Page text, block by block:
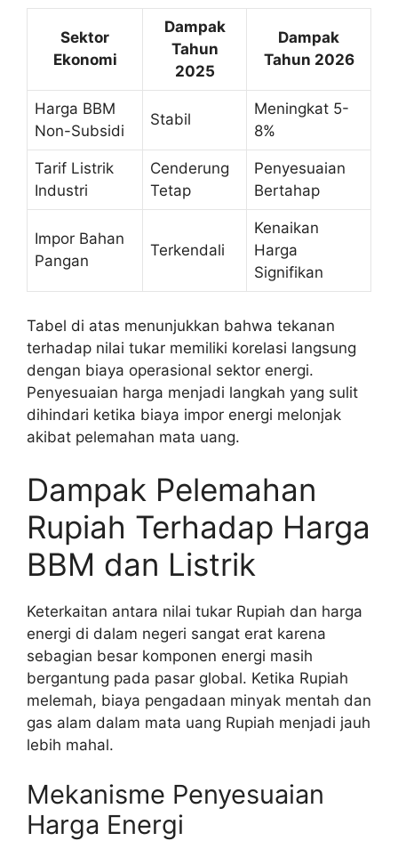
Sektor
Ekonomi
Dampak
Tahun
2025
Dampak
Tahun 2026
Harga BBM
Non-Subsidi
Stabil
Meningkat 5-
8%
Tarif Listrik
Industri
Cenderung
Tetap
Penyesuaian
Bertahap
Impor Bahan
Pangan
Terkendali
Kenaikan
Harga
Signifikan
Tabel di atas menunjukkan bahwa tekanan
terhadap nilai tukar memiliki korelasi langsung
dengan biaya operasional sektor energi.
Penyesuaian harga menjadi langkah yang sulit
dihindari ketika biaya impor energi melonjak
akibat pelemahan mata uang.
Dampak Pelemahan
Rupiah Terhadap Harga
BBM dan Listrik
Keterkaitan antara nilai tukar Rupiah dan harga
energi di dalam negeri sangat erat karena
sebagian besar komponen energi masih
bergantung pada pasar global. Ketika Rupiah
melemah, biaya pengadaan minyak mentah dan
gas alam dalam mata uang Rupiah menjadi jauh
lebih mahal.
Mekanisme Penyesuaian
Harga Energi